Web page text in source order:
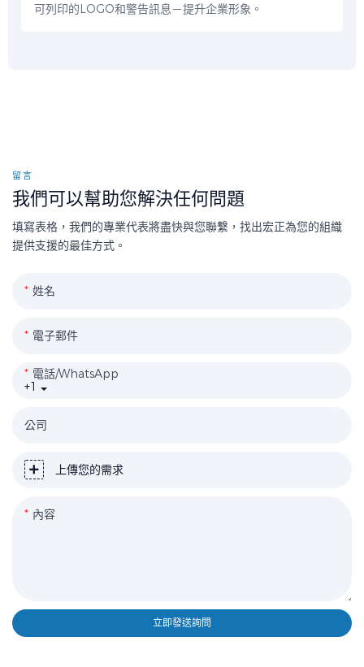
可列印的LOGO和警告訊息－提升企業形象。
留言
我們可以幫助您解決任何問題
填寫表格，我們的專業代表將盡快與您聯繫，找出宏正為您的組織
提供支援的最佳方式。
姓名
電子郵件
+1
電話/WhatsApp
公司
上傳您的需求
內容
立即發送詢問